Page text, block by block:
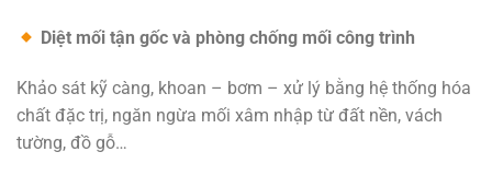
Diệt mối tận gốc và phòng chống mối công trình
Khảo sát kỹ càng, khoan – bơm – xử lý bằng hệ thống hóa
chất đặc trị, ngăn ngừa mối xâm nhập từ đất nền, vách
tường, đồ gỗ…